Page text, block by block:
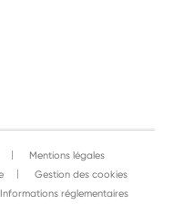
Mentions légales
Gestion des cookies
Informations réglementaires